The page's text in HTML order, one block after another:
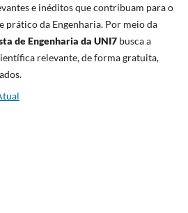
e inéditos que contribuam para o
prático da Engenharia. Por meio da
de Engenharia da UNI7 busca a
relevante, de forma gratuita,